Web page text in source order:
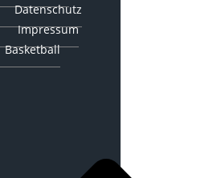
Datenschutz
Impressum
Basketball